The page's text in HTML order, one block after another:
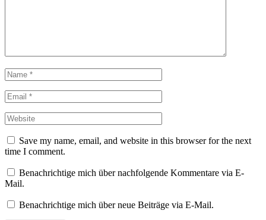
Save my name, email, and website in this browser for the next
time I comment.
Benachrichtige mich über nachfolgende Kommentare via E-
Mail.
Benachrichtige mich über neue Beiträge via E-Mail.